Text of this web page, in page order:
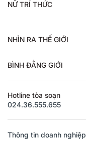
NỮ TRÍ THỨC
NHÌN RA THẾ GIỚI
BÌNH ĐẲNG GIỚI
Hotline tòa soạn
024.36.555.655
Thông tin doanh nghiệp